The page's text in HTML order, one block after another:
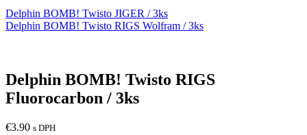
Delphin BOMB! Twisto JIGER / 3ks
Delphin BOMB! Twisto RIGS Wolfram / 3ks
Delphin BOMB! Twisto RIGS
Fluorocarbon / 3ks
€3.90 s DPH